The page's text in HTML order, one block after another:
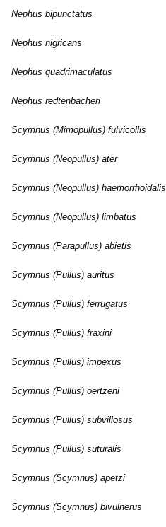
Nephus bipunctatus
Nephus nigricans
Nephus quadrimaculatus
Nephus redtenbacheri
Scymnus (Mimopullus) fulvicollis
Scymnus (Neopullus) ater
Scymnus (Neopullus) haemorrhoidalis
Scymnus (Neopullus) limbatus
Scymnus (Parapullus) abietis
Scymnus (Pullus) auritus
Scymnus (Pullus) ferrugatus
Scymnus (Pullus) fraxini
Scymnus (Pullus) impexus
Scymnus (Pullus) oertzeni
Scymnus (Pullus) subvillosus
Scymnus (Pullus) suturalis
Scymnus (Scymnus) apetzi
Scymnus (Scymnus) bivulnerus